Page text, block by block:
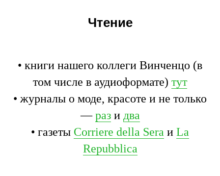
Чтение
• книги нашего коллеги Винченцо (в
том числе в аудиоформате) тут
• журналы о моде, красоте и не только
—рази два
• газеты Corriere della Sera и La
Repubblica